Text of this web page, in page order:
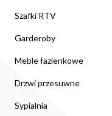
Szafki RTV
Garderoby
Meble łazienkowe
Drzwi przesuwne
Sypialnia